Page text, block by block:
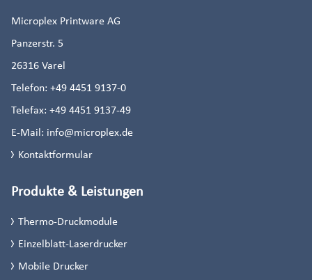
Microplex Printware AG
Panzerstr. 5
26316 Varel
Telefon: +49 4451 9137-0
Telefax: +49 4451 9137-49
E-Mail: info@microplex.de
Kontaktformular
Produkte & Leistungen
Thermo-Druckmodule
Einzelblatt-Laserdrucker
Mobile Drucker